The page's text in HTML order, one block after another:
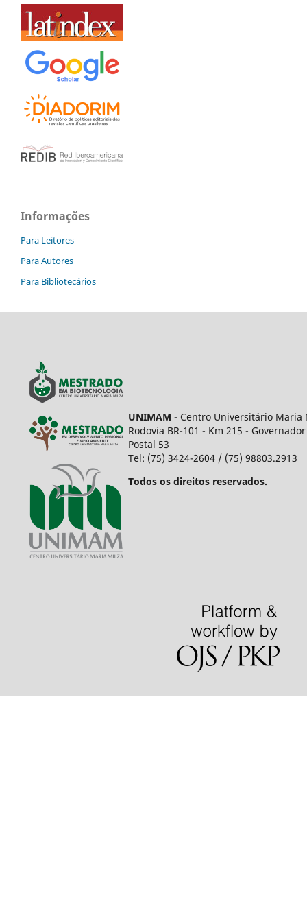
Informações
Para Leitores
Para Autores
Para Bibliotecários
UNIMAM - Centro Universitário Maria
Rodovia BR-101 - Km 215 -
Postal 53
Tel: (75) 3424-2604 / (75) 98803.2913
Todos os direitos reservados.